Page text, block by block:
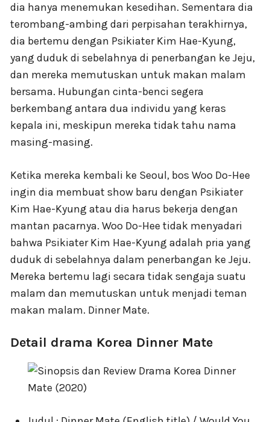
dia hanya menemukan kesedihan. Sementara dia
terombang-ambing dari perpisahan terakhirnya,
dia bertemu dengan Psikiater Kim Hae-Kyung,
yang duduk di sebelahnya di penerbangan ke Jeju,
dan mereka memutuskan untuk makan malam
bersama. Hubungan cinta-benci segera
berkembang antara dua individu yang keras
kepala ini, meskipun mereka tidak tahu nama
masing-masing.
Ketika mereka kembali ke Seoul, bos Woo Do-Hee
ingin dia membuat show baru dengan Psikiater
Kim Hae-Kyung atau dia harus bekerja dengan
mantan pacarnya. Woo Do-Hee tidak menyadari
bahwa Psikiater Kim Hae-Kyung adalah pria yang
duduk di sebelahnya dalam penerbangan ke Jeju.
Mereka bertemu lagi secara tidak sengaja suatu
malam dan memutuskan untuk menjadi teman
makan malam. Dinner Mate.
Detail drama Korea Dinner Mate